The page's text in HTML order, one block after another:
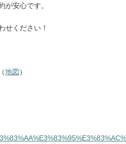
が安心です。
せください！
地図 ）